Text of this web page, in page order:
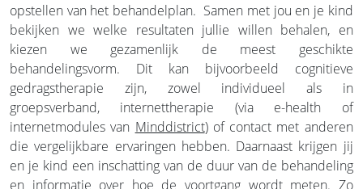
opstellen van het behandelplan. Samen met jou en je kind
bekijken we welke resultaten jullie willen behalen, en
kiezen we gezamenlijk de meest geschikte
behandelingsvorm. Dit kan bijvoorbeeld cognitieve
gedragstherapie zijn, zowel individueel als in
groepsverband, internettherapie (via e-health of
internetmodules van Minddistrict) of contact met anderen
die vergelijkbare ervaringen hebben. Daarnaast krijgen jij
en je kind een inschatting van de duur van de behandeling
en informatie over hoe de voortgang wordt meten. Zo